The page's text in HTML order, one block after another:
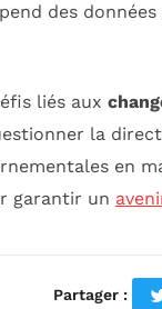
des
liés aux
la
en
garantir un
Partager :